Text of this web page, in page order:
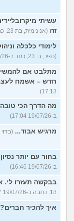
עשיתי
זה (אנונימית, בת 23, כתבה ב-19/07/26 17:35)
לימודי כלכלה וניהול ב-2026 האם יהיה לי
(כפיר, בן 23, כתב ב-19/07/26 17:24)
מתלבט אם
חדש – אשמח
17:13)
מה הדרך הכי
ב-19/07/26 17:04)
מרגיש אבוד... (בדוי 30, בן 30, כתב ב-19/07/26 16:55)
בחור עם יותר
ב-19/07/26 16:46)
בבקשה תעזרו לי.
18, כתבה ב-19/07/26 16:37)
איך להכיר חברים?